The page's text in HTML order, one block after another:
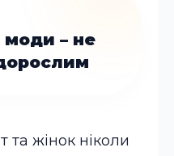
моди – не
та жінок ніколи